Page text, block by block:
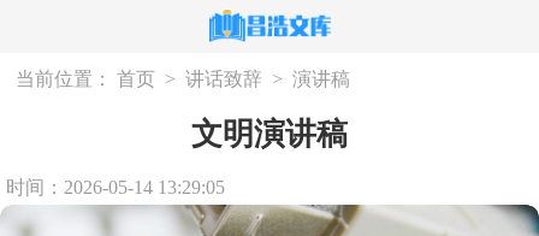
当前位置： 首页 > 讲话致辞 > 演讲稿
文明演讲稿
时间：2026-05-14 13:29:05